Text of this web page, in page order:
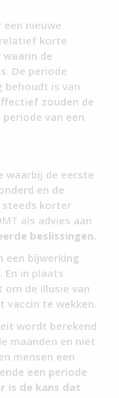
een nieuwe
korte
de
De periode
behoudt is van
zouden de
van een
waarbij de eerste
en de
steeds korter
als advies aan
beslissingen.
een bijwerking
En in plaats
de illusie van
vaccin te wekken.
wordt berekend
maanden en niet
mensen een
een periode
is de kans dat